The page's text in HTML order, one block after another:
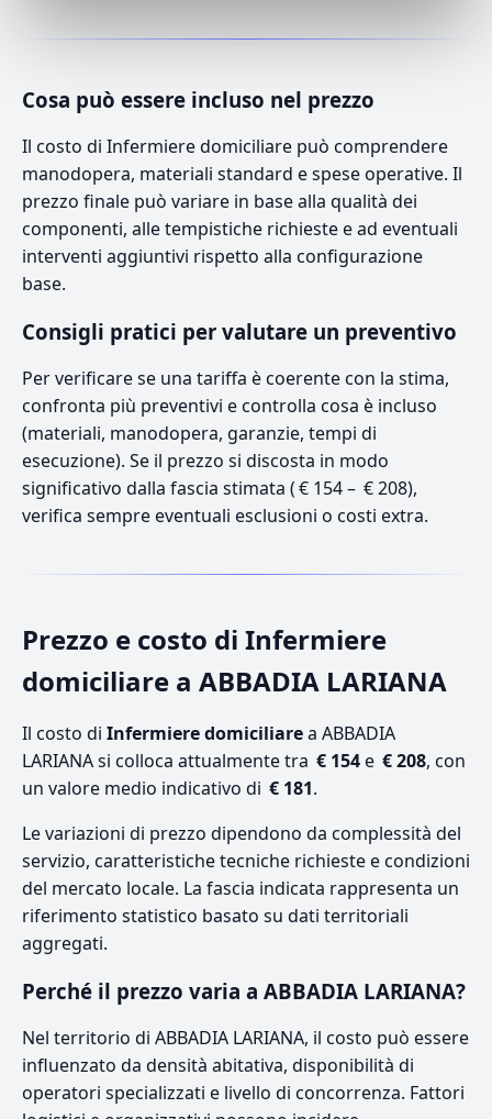
Cosa può essere incluso nel prezzo
Il costo di Infermiere domiciliare può comprendere
manodopera, materiali standard e spese operative. Il
prezzo finale può variare in base alla qualità dei
componenti, alle tempistiche richieste e ad eventuali
interventi aggiuntivi rispetto alla configurazione
base.
Consigli pratici per valutare un preventivo
Per verificare se una tariffa è coerente con la stima,
confronta più preventivi e controlla cosa è incluso
(materiali, manodopera, garanzie, tempi di
esecuzione). Se il prezzo si discosta in modo
significativo dalla fascia stimata ( € 154 – € 208),
verifica sempre eventuali esclusioni o costi extra.
Prezzo e costo di Infermiere
domiciliare a ABBADIA LARIANA
Il costo di Infermiere domiciliarea ABBADIA
LARIANA si colloca attualmente tra € 154e € 208, con
un valore medio indicativo di € 181.
Le variazioni di prezzo dipendono da complessità del
servizio, caratteristiche tecniche richieste e condizioni
del mercato locale. La fascia indicata rappresenta un
riferimento statistico basato su dati territoriali
aggregati.
Perché il prezzo varia a ABBADIA LARIANA?
Nel territorio di ABBADIA LARIANA, il costo può essere
influenzato da densità abitativa, disponibilità di
operatori specializzati e livello di concorrenza. Fattori